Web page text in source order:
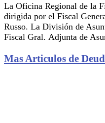
La Oficina Regional de la
dirigida por el Fiscal
Russo. La División de
Fiscal Gral. Adjunta de
Mas Articulos de